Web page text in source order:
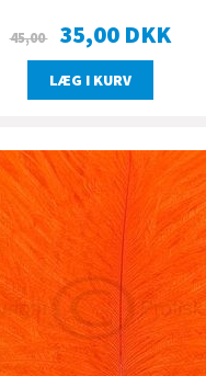
45,00 35,00 DKK
LÆG I KURV